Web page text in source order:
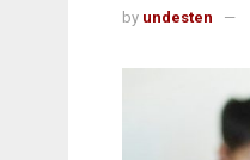
by undesten